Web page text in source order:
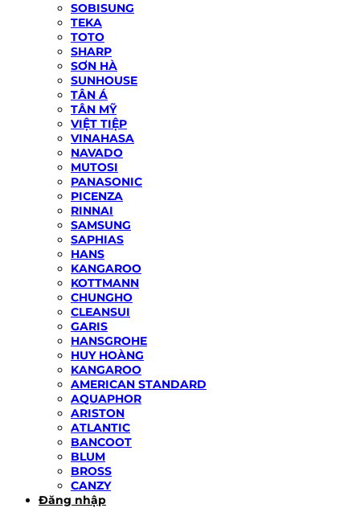
SOBISUNG
TEKA
TOTO
SHARP
SƠN HÀ
SUNHOUSE
TÂN Á
TÂN MỸ
VIỆT TIỆP
VINAHASA
NAVADO
MUTOSI
PANASONIC
PICENZA
RINNAI
SAMSUNG
SAPHIAS
HANS
KANGAROO
KOTTMANN
CHUNGHO
CLEANSUI
GARIS
HANSGROHE
HUY HOÀNG
KANGAROO
AMERICAN STANDARD
AQUAPHOR
ARISTON
ATLANTIC
BANCOOT
BLUM
BROSS
CANZY
Đăng nhập